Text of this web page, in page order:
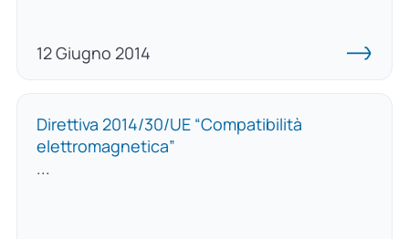
12 Giugno 2014
Direttiva 2014/30/UE “Compatibilità
elettromagnetica”
...